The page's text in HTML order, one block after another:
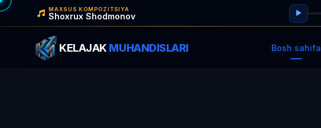
MAXSUS KOMPOZITSIYA
Shoxrux Shodmonov
KELAJAK MUHANDISLARI Bosh sahifa